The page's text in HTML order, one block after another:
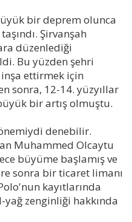
bir deprem olunca
Şirvanşah
düzenlediği
Bu yüzden şehri
ettirmek için
sonra, 12-14. yüzyıllar
bir artış olmuştu.
denebilir.
Muhammed Olcaytu
büyüme başlamış ve
sonra bir ticaret limanı
kayıtlarında
yağ zenginliği hakkında